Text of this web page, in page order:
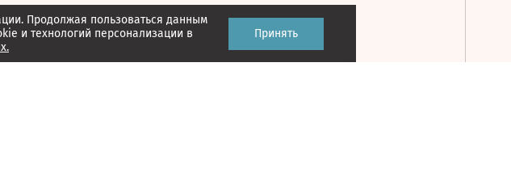
Продолжая пользоваться данным
и технологий персонализации в
Принять